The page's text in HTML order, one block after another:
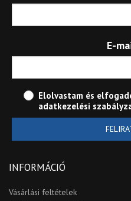
E-
Elolvastam és
adatkezelési
INFORMÁCIÓ
Vásárlási feltételek